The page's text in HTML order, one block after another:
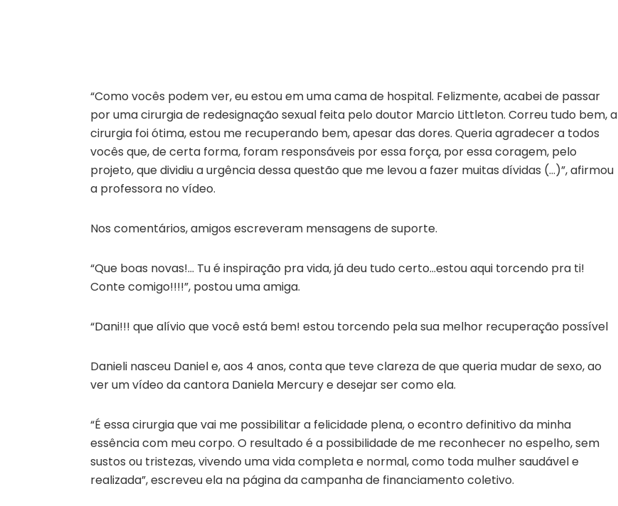
“Como vocês podem ver, eu estou em uma cama de hospital. Felizmente, acabei de passar
por uma cirurgia de redesignação sexual feita pelo doutor Marcio Littleton. Correu tudo bem, a
cirurgia foi ótima, estou me recuperando bem, apesar das dores. Queria agradecer a todos
vocês que, de certa forma, foram responsáveis por essa força, por essa coragem, pelo
projeto, que dividiu a urgência dessa questão que me levou a fazer muitas dívidas (…)”, afirmou
a professora no vídeo.
Nos comentários, amigos escreveram mensagens de suporte.
“Que boas novas!… Tu é inspiração pra vida, já deu tudo certo…estou aqui torcendo pra ti!
Conte comigo!!!!”, postou uma amiga.
“Dani!!! que alívio que você está bem! estou torcendo pela sua melhor recuperação possível
Danieli nasceu Daniel e, aos 4 anos, conta que teve clareza de que queria mudar de sexo, ao
ver um vídeo da cantora Daniela Mercury e desejar ser como ela.
“É essa cirurgia que vai me possibilitar a felicidade plena, o econtro definitivo da minha
essência com meu corpo. O resultado é a possibilidade de me reconhecer no espelho, sem
sustos ou tristezas, vivendo uma vida completa e normal, como toda mulher saudável e
realizada”, escreveu ela na página da campanha de financiamento coletivo.